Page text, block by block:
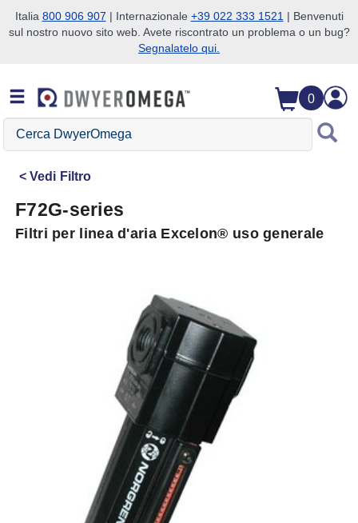
Salta alla ricerca
Salta al contenuto principale
Salta alla navigazione
Italia 800 906 907 | Internazionale +39 022 333 1521 | Benvenuti
sul nostro nuovo sito web. Avete riscontrato un problema o un bug?
Segnalatelo qui.
0
Cerca
DwyerOmega
Vedi Filtro
F72G-series
Filtri per linea d'aria Excelon® uso generale